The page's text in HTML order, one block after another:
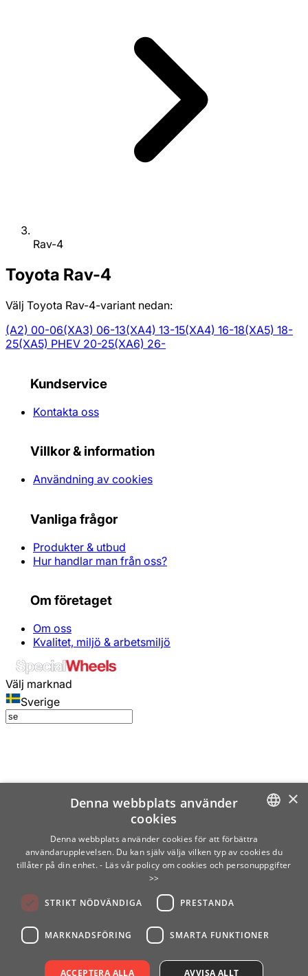
Rav-4
Toyota Rav-4
Välj Toyota Rav-4-variant nedan:
(A2) 00-06(XA3) 06-13(XA4) 13-15(XA4) 16-18(XA5) 18-
25(XA5) PHEV 20-25(XA6) 26-
Kundservice
Kontakta oss
Villkor & information
Användning av cookies
Vanliga frågor
Produkter & utbud
Hur handlar man från oss?
Om företaget
Om oss
Kvalitet, miljö & arbetsmiljö
Välj marknad
Sverige
SWEDISH
×
Denna webbplats använder
cookies
Denna webbplats använder cookies för att förbättra
användarupplevelsen. Du kan själv välja vilken typ av cookies du
tillåter på din enhet. - Läs vår policy om cookies och personuppgifter
>>
STRIKT NÖDVÄNDIGA PRESTANDA
MARKNADSFÖRING SMARTA FUNKTIONER
ACCEPTERA ALLA AVVISA ALLT